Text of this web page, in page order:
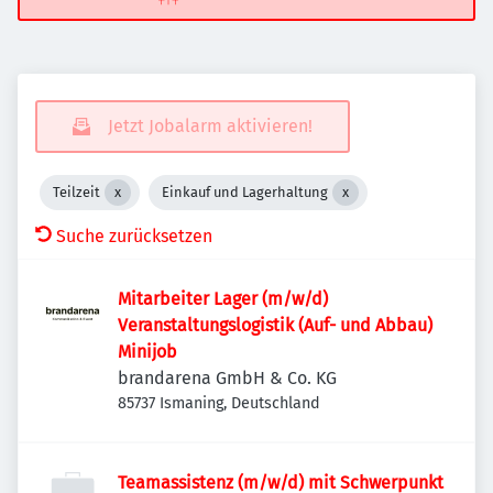
Jetzt Jobalarm aktivieren!
Teilzeit Einkauf und Lagerhaltung
Suche zurücksetzen
Mitarbeiter Lager (m/w/d)
Veranstaltungslogistik (Auf- und Abbau)
Minijob
brandarena GmbH & Co. KG
85737 Ismaning, Deutschland
Teamassistenz (m/w/d) mit Schwerpunkt